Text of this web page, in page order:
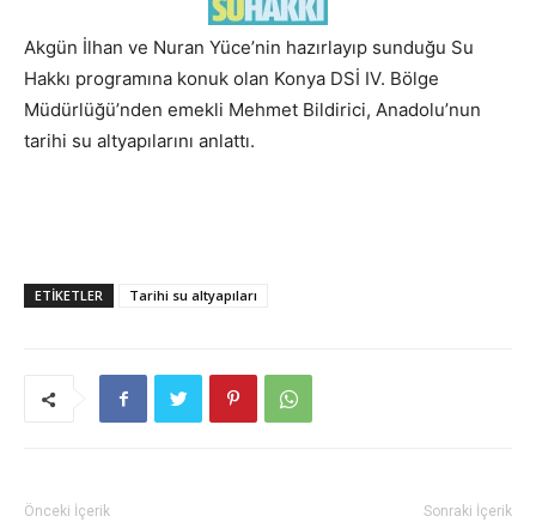
Akgün İlhan ve Nuran Yüce’nin hazırlayıp sunduğu Su
Hakkı programına konuk olan Konya DSİ IV. Bölge
Müdürlüğü’nden emekli Mehmet Bildirici, Anadolu’nun
tarihi su altyapılarını anlattı.
ETIKETLER Tarihi su altyapıları
Önceki İçerik Sonraki İçerik